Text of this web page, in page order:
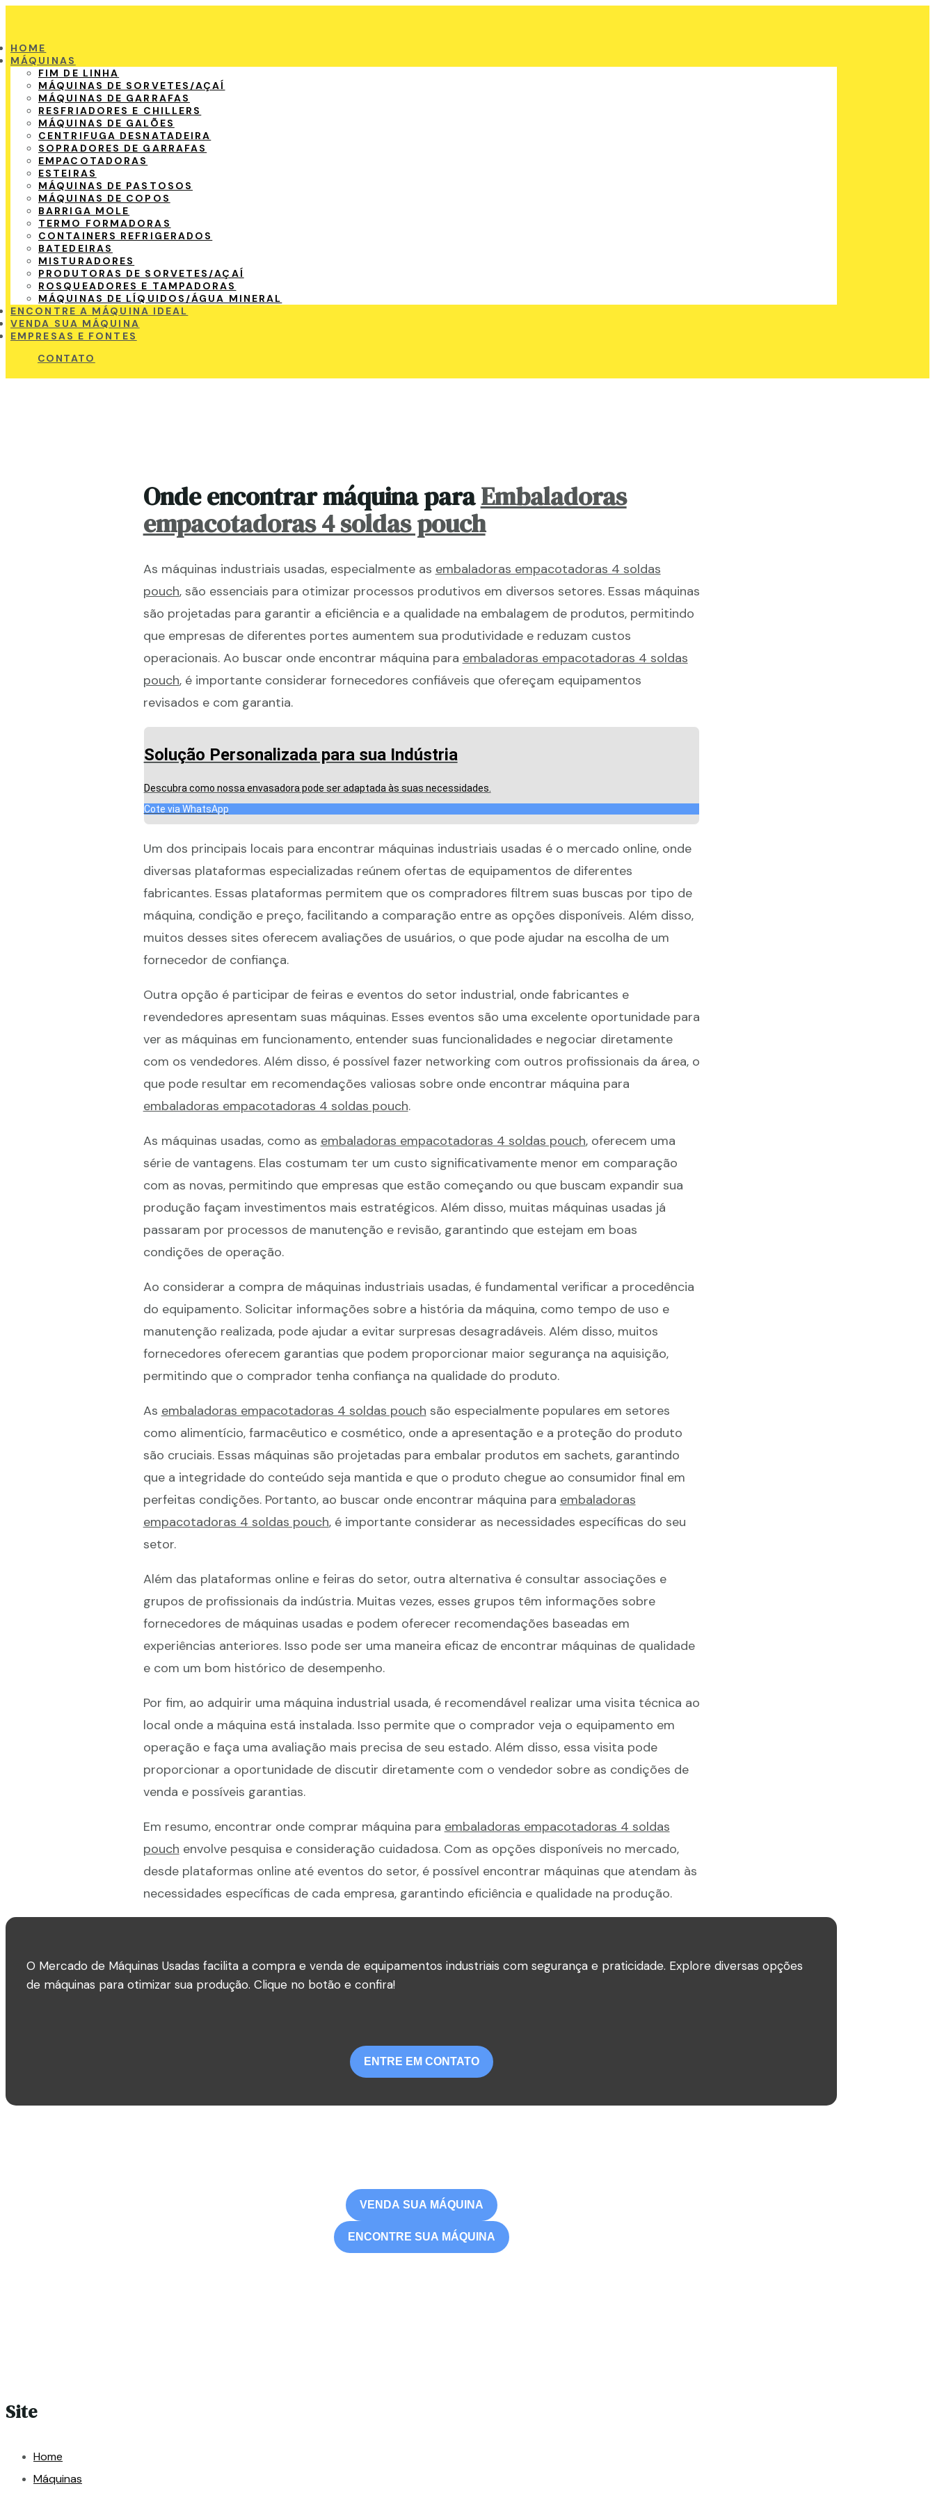
HOME
MÁQUINAS
FIM DE LINHA
MÁQUINAS DE SORVETES/AÇAÍ
MÁQUINAS DE GARRAFAS
RESFRIADORES E CHILLERS
MÁQUINAS DE GALÕES
CENTRIFUGA DESNATADEIRA
SOPRADORES DE GARRAFAS
EMPACOTADORAS
ESTEIRAS
MÁQUINAS DE PASTOSOS
MÁQUINAS DE COPOS
BARRIGA MOLE
TERMO FORMADORAS
CONTAINERS REFRIGERADOS
BATEDEIRAS
MISTURADORES
PRODUTORAS DE SORVETES/AÇAÍ
ROSQUEADORES E TAMPADORAS
MÁQUINAS DE LÍQUIDOS/ÁGUA MINERAL
ENCONTRE A MÁQUINA IDEAL
VENDA SUA MÁQUINA
EMPRESAS E FONTES
CONTATO
Onde encontrar máquina paraEmbaladoras
empacotadoras 4 soldas pouch
As máquinas industriais usadas, especialmente as embaladoras empacotadoras 4 soldas
pouch, são essenciais para otimizar processos produtivos em diversos setores. Essas máquinas
são projetadas para garantir a eficiência e a qualidade na embalagem de produtos, permitindo
que empresas de diferentes portes aumentem sua produtividade e reduzam custos
operacionais. Ao buscar onde encontrar máquina para embaladoras empacotadoras 4 soldas
pouch, é importante considerar fornecedores confiáveis que ofereçam equipamentos
revisados e com garantia.
Solução Personalizada para sua Indústria
Descubra como nossa envasadora pode ser adaptada às suas necessidades.
Cote via WhatsApp
Um dos principais locais para encontrar máquinas industriais usadas é o mercado online, onde
diversas plataformas especializadas reúnem ofertas de equipamentos de diferentes
fabricantes. Essas plataformas permitem que os compradores filtrem suas buscas por tipo de
máquina, condição e preço, facilitando a comparação entre as opções disponíveis. Além disso,
muitos desses sites oferecem avaliações de usuários, o que pode ajudar na escolha de um
fornecedor de confiança.
Outra opção é participar de feiras e eventos do setor industrial, onde fabricantes e
revendedores apresentam suas máquinas. Esses eventos são uma excelente oportunidade para
ver as máquinas em funcionamento, entender suas funcionalidades e negociar diretamente
com os vendedores. Além disso, é possível fazer networking com outros profissionais da área, o
que pode resultar em recomendações valiosas sobre onde encontrar máquina para
embaladoras empacotadoras 4 soldas pouch.
As máquinas usadas, como as embaladoras empacotadoras 4 soldas pouch, oferecem uma
série de vantagens. Elas costumam ter um custo significativamente menor em comparação
com as novas, permitindo que empresas que estão começando ou que buscam expandir sua
produção façam investimentos mais estratégicos. Além disso, muitas máquinas usadas já
passaram por processos de manutenção e revisão, garantindo que estejam em boas
condições de operação.
Ao considerar a compra de máquinas industriais usadas, é fundamental verificar a procedência
do equipamento. Solicitar informações sobre a história da máquina, como tempo de uso e
manutenção realizada, pode ajudar a evitar surpresas desagradáveis. Além disso, muitos
fornecedores oferecem garantias que podem proporcionar maior segurança na aquisição,
permitindo que o comprador tenha confiança na qualidade do produto.
As embaladoras empacotadoras 4 soldas pouch são especialmente populares em setores
como alimentício, farmacêutico e cosmético, onde a apresentação e a proteção do produto
são cruciais. Essas máquinas são projetadas para embalar produtos em sachets, garantindo
que a integridade do conteúdo seja mantida e que o produto chegue ao consumidor final em
perfeitas condições. Portanto, ao buscar onde encontrar máquina para embaladoras
empacotadoras 4 soldas pouch, é importante considerar as necessidades específicas do seu
setor.
Além das plataformas online e feiras do setor, outra alternativa é consultar associações e
grupos de profissionais da indústria. Muitas vezes, esses grupos têm informações sobre
fornecedores de máquinas usadas e podem oferecer recomendações baseadas em
experiências anteriores. Isso pode ser uma maneira eficaz de encontrar máquinas de qualidade
e com um bom histórico de desempenho.
Por fim, ao adquirir uma máquina industrial usada, é recomendável realizar uma visita técnica ao
local onde a máquina está instalada. Isso permite que o comprador veja o equipamento em
operação e faça uma avaliação mais precisa de seu estado. Além disso, essa visita pode
proporcionar a oportunidade de discutir diretamente com o vendedor sobre as condições de
venda e possíveis garantias.
Em resumo, encontrar onde comprar máquina para embaladoras empacotadoras 4 soldas
pouch envolve pesquisa e consideração cuidadosa. Com as opções disponíveis no mercado,
desde plataformas online até eventos do setor, é possível encontrar máquinas que atendam às
necessidades específicas de cada empresa, garantindo eficiência e qualidade na produção.
O Mercado de Máquinas Usadas facilita a compra e venda de equipamentos industriais com segurança e praticidade. Explore diversas opções
de máquinas para otimizar sua produção. Clique no botão e confira!
ENTRE EM CONTATO
VENDA SUA MÁQUINA
ENCONTRE SUA MÁQUINA
Site
Home
Máquinas